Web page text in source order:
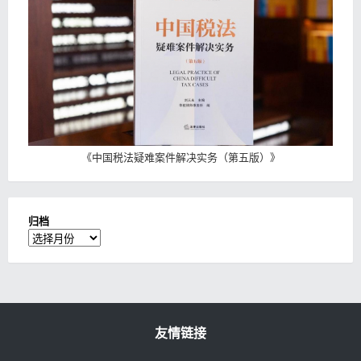
《中国税法疑难案件解决实务（第五版） 》
归档
归
档
友情链接